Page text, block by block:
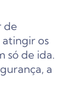
de
os
só de ida.
a